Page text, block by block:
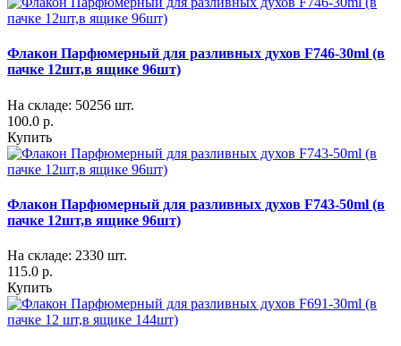
Флакон Парфюмерный для разливных духов F746-30ml (в
пачке 12шт,в ящике 96шт)
На складе: 50256 шт.
100.0 р.
Купить
Флакон Парфюмерный для разливных духов F743-50ml (в
пачке 12шт,в ящике 96шт)
На складе: 2330 шт.
115.0 р.
Купить